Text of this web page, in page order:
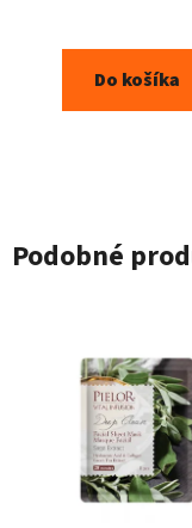
Do košíka
Podobné